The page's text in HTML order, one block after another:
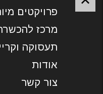
פרויקטים
מרכז
תעסוקה
אודות
צור קשר